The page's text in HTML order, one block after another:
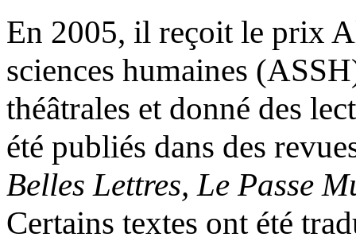
En 2005, il reçoit le prix
sciences humaines
théâtrales et donné des
été publiés dans des
Belles Lettres, Le Passe
Certains textes ont été